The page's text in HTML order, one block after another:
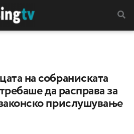
на собраниската
да расправа за
прислушување